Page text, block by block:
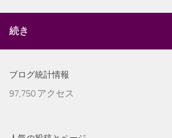
続き
ブログ統計情報
97,750 アクセス